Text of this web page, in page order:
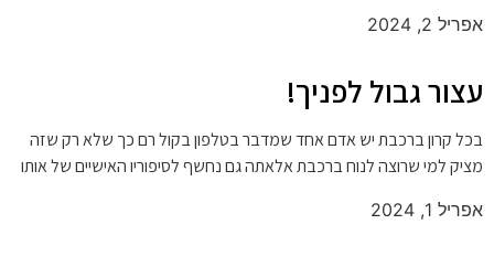
אפריל 2, 2024
עצור גבול לפניך!
בכל קרון ברכבת יש אדם אחד שמדבר בטלפון בקול רם כך שלא רק שזה
מציק למי שרוצה לנוח ברכבת אלאתה גם נחשף לסיפוריו האישיים של אותו
אפריל 1, 2024